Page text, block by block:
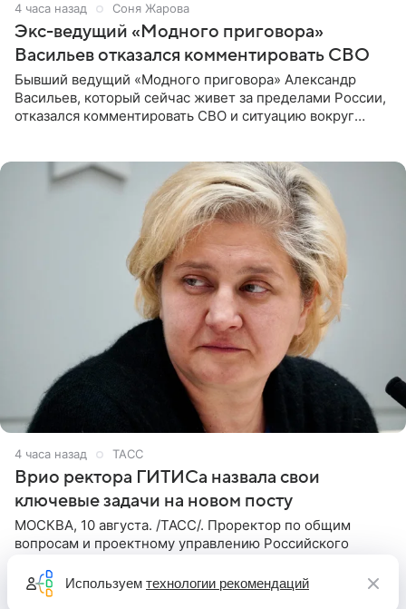
4 часа назад Соня Жарова
Экс-ведущий «Модного приговора»
Васильев отказался комментировать СВО
Бывший ведущий «Модного приговора» Александр
Васильев, который сейчас живет за пределами России,
отказался комментировать СВО и ситуацию вокруг
4 часа назад ТАСС
Врио ректора ГИТИСа назвала свои
ключевые задачи на новом посту
МОСКВА, 10 августа. /ТАСС/. Проректор по общим
вопросам и проектному управлению Российского
Кирюшкина считает главным в своей работе сохранение
достижений
Используем технологии рекомендаций